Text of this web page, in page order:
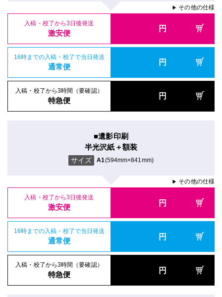
▶ その他の仕様
入稿・校了から3日後発送
激安便 円
16時までの入稿・校了で当日発送
通常便 円
入稿・校了から3時間（要確認）
特急便 円
■遺影印刷
半光沢紙＋額装
サイズ A1(594mm×841mm)
▶ その他の仕様
入稿・校了から3日後発送
激安便 円
16時までの入稿・校了で当日発送
通常便 円
入稿・校了から3時間（要確認）
特急便 円